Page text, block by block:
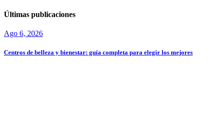
Últimas publicaciones
Ago 6, 2026
Centros de belleza y bienestar: guía completa para elegir los mejores